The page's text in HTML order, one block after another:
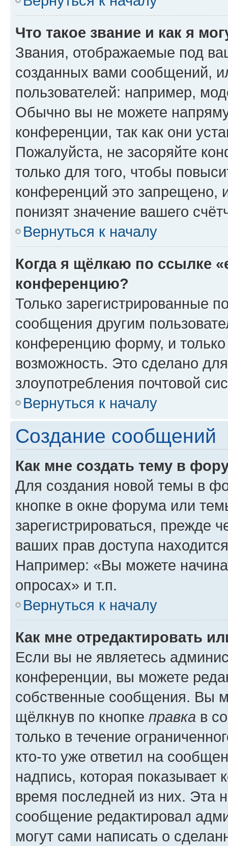
Что такое звание и как я
Звания, отображаемые под
созданных вами сообщений,
пользователей: например,
Обычно вы не можете
конференции, так как они
Пожалуйста, не засоряйте
только для того, чтобы
конференций это запрещено,
понизят значение вашего
Вернуться к началу
Когда я щёлкаю по ссылке
конференцию?
Только зарегистрированные
сообщения другим
конференцию форму, и
возможность. Это сделано
злоупотребления почтовой
Вернуться к началу
Создание сообщений
Как мне создать тему в
Для создания новой темы в
кнопке в окне форума или
зарегистрироваться, прежде
ваших прав доступа
Например: «Вы можете
опросах» и т.п.
Вернуться к началу
Как мне отредактировать
Если вы не являетесь
конференции, вы можете
собственные сообщения. Вы
щёлкнув по кнопке правка в
только в течение
кто-то уже ответил на
надпись, которая показывает
время последней из них. Эта
сообщение редактировал
могут сами написать о